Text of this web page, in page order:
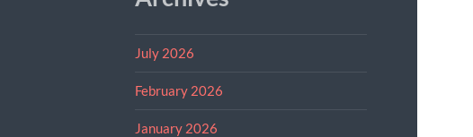
July 2026
February 2026
January 2026